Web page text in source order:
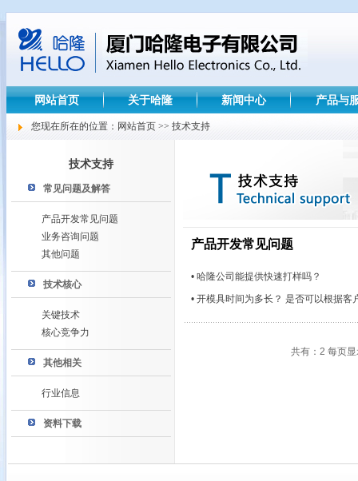
网站首页 关于哈隆 新闻中心 产品与
您现在所在的位置：网站首页 >> 技术支持
技术支持
常见问题及解答
产品开发常见问题
业务咨询问题
其他问题
技术核心
关键技术
核心竞争力
其他相关
行业信息
资料下载
产品开发常见问题
• 哈隆公司能提供快速打样吗？
• 开模具时间为多长？ 是否可以根据客
共有：2 每页